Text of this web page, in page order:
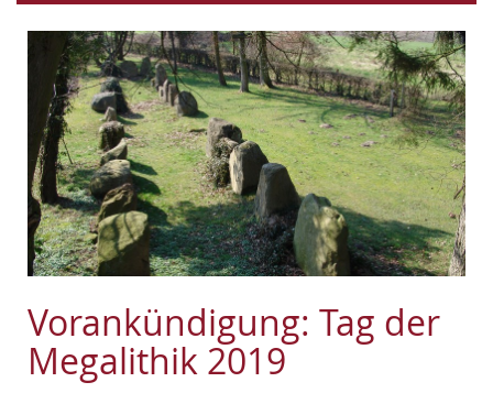
Vorankündigung: Tag der
Megalithik 2019